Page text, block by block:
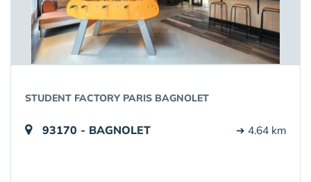
STUDENT FACTORY PARIS BAGNOLET
93170 - BAGNOLET ➔ 4.64 km